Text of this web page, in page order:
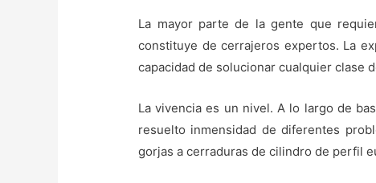
La mayor parte de la gente que
constituye de cerrajeros expertos. La
capacidad de solucionar cualquier clase
La vivencia es un nivel. A lo largo de
resuelto inmensidad de diferentes
gorjas a cerraduras de cilindro de perfil